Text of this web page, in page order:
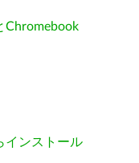
Chromebook
インストール